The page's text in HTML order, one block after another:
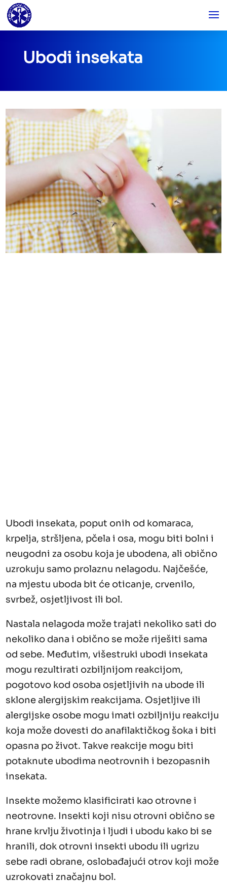
Ubodi insekata
Ubodi insekata, poput onih od komaraca,
krpelja, stršljena, pčela i osa, mogu biti bolni i
neugodni za osobu koja je ubodena, ali obično
uzrokuju samo prolaznu nelagodu. Najčešće,
na mjestu uboda bit će oticanje, crvenilo,
svrbež, osjetljivost ili bol.
Nastala nelagoda može trajati nekoliko sati do
nekoliko dana i obično se može riješiti sama
od sebe. Međutim, višestruki ubodi insekata
mogu rezultirati ozbiljnijom reakcijom,
pogotovo kod osoba osjetljivih na ubode ili
sklone alergijskim reakcijama. Osjetljive ili
alergijske osobe mogu imati ozbiljniju reakciju
koja može dovesti do anafilaktičkog šoka i biti
opasna po život. Takve reakcije mogu biti
potaknute ubodima neotrovnih i bezopasnih
insekata.
Insekte možemo klasificirati kao otrovne i
neotrovne. Insekti koji nisu otrovni obično se
hrane krvlju životinja i ljudi i ubodu kako bi se
hranili, dok otrovni insekti ubodu ili ugrizu
sebe radi obrane, oslobađajući otrov koji može
uzrokovati značajnu bol.